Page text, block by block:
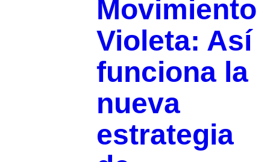
Movimiento
Violeta: Así
funciona la
nueva
estrategia